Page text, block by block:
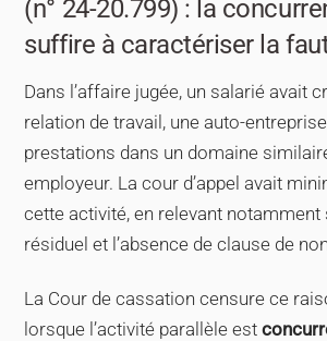
(n° 24-20.799) : la
suffire à caractériser la
Dans l’affaire jugée, un salarié avait
relation de travail, une auto-
prestations dans un domaine
employeur. La cour d’appel avait
cette activité, en relevant
résiduel et l’absence de clause de
La Cour de cassation censure ce
lorsque l’activité parallèle est